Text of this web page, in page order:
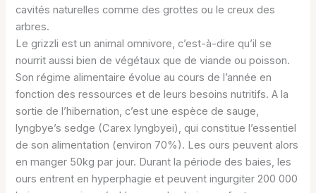
cavités naturelles comme des grottes ou le creux des
arbres.
Le grizzli est un animal omnivore, c’est-à-dire qu’il se
nourrit aussi bien de végétaux que de viande ou poisson.
Son régime alimentaire évolue au cours de l’année en
fonction des ressources et de leurs besoins nutritifs. A la
sortie de l’hibernation, c’est une espèce de sauge,
lyngbye’s sedge (Carex lyngbyei), qui constitue l’essentiel
de son alimentation (environ 70%). Les ours peuvent alors
en manger 50kg par jour. Durant la période des baies, les
ours entrent en hyperphagie et peuvent ingurgiter 200 000